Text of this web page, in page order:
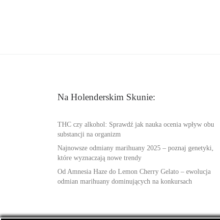
Na Holenderskim Skunie:
THC czy alkohol: Sprawdź jak nauka ocenia wpływ obu
substancji na organizm
Najnowsze odmiany marihuany 2025 – poznaj genetyki,
które wyznaczają nowe trendy
Od Amnesia Haze do Lemon Cherry Gelato – ewolucja
odmian marihuany dominujących na konkursach